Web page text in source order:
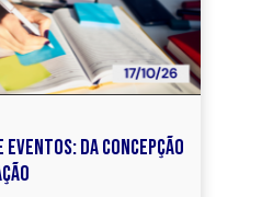
DA CONCEPÇÃO